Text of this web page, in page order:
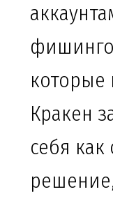
которые
Кракен
себя как